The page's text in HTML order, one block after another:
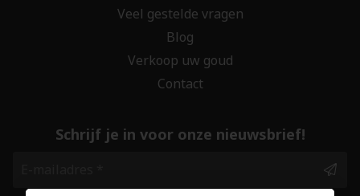
Veel gestelde vragen
Blog
Verkoop uw goud
Contact
Schrijf je in voor onze nieuwsbrief!